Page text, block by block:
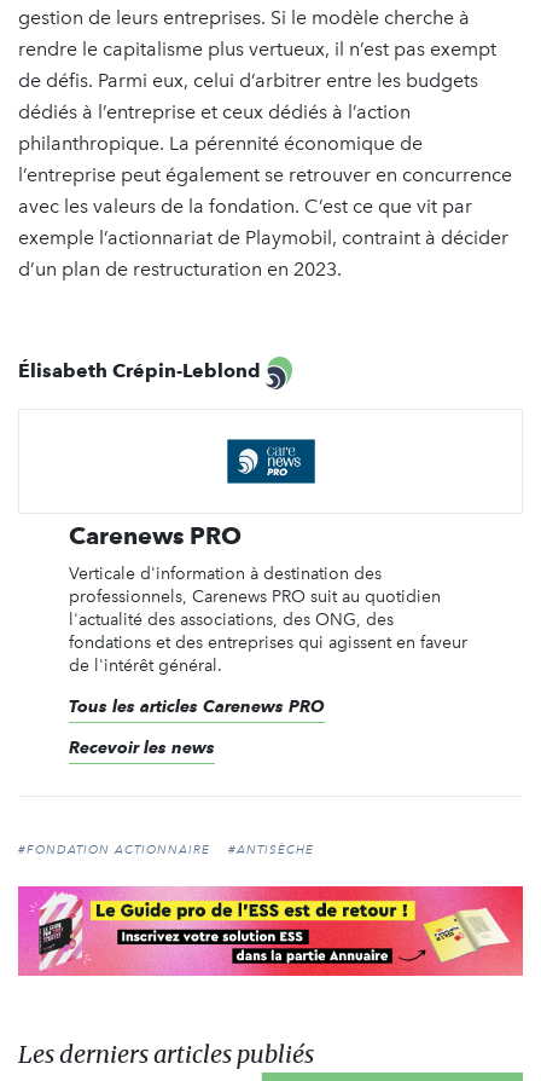
gestion de leurs entreprises. Si le modèle cherche à
rendre le capitalisme plus vertueux, il n’est pas exempt
de défis. Parmi eux, celui d’arbitrer entre les budgets
dédiés à l’entreprise et ceux dédiés à l’action
philanthropique. La pérennité économique de
l’entreprise peut également se retrouver en concurrence
avec les valeurs de la fondation. C’est ce que vit par
exemple l’actionnariat de Playmobil, contraint à décider
d’un plan de restructuration en 2023.
Élisabeth Crépin-Leblond
Carenews PRO
Verticale d'information à destination des
professionnels, Carenews PRO suit au quotidien
l'actualité des associations, des ONG, des
fondations et des entreprises qui agissent en faveur
de l'intérêt général.
Tous les articles Carenews PRO
Recevoir les news
#FONDATION ACTIONNAIRE #ANTISÈCHE
Les derniers articles publiés